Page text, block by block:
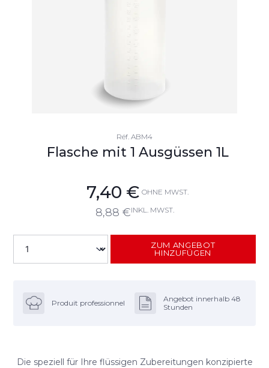
Réf. ABM4
Flasche mit 1 Ausgüssen 1L
7,40 € OHNE MWST.
8,88 €INKL. MWST.
ZUM ANGEBOT
HINZUFÜGEN
Produit professionnel
Angebot innerhalb 48
Stunden
Die speziell für Ihre flüssigen Zubereitungen konzipierte